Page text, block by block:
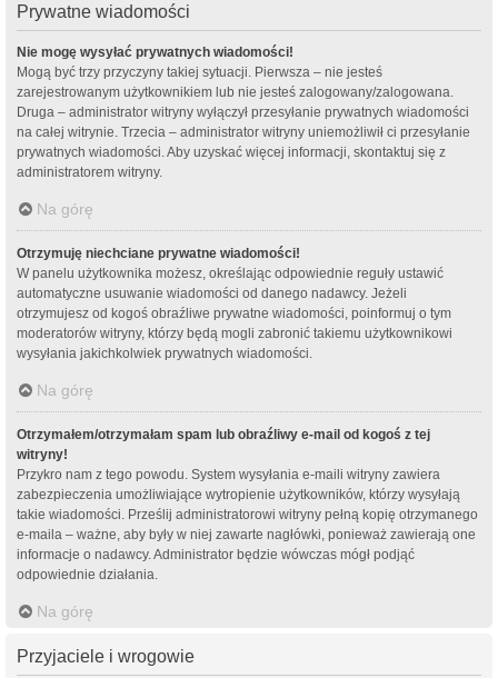
Prywatne wiadomości
Nie mogę wysyłać prywatnych wiadomości!
Mogą być trzy przyczyny takiej sytuacji. Pierwsza – nie jesteś
zarejestrowanym użytkownikiem lub nie jesteś zalogowany/zalogowana.
Druga – administrator witryny wyłączył przesyłanie prywatnych wiadomości
na całej witrynie. Trzecia – administrator witryny uniemożliwił ci przesyłanie
prywatnych wiadomości. Aby uzyskać więcej informacji, skontaktuj się z
administratorem witryny.
Na górę
Otrzymuję niechciane prywatne wiadomości!
W panelu użytkownika możesz, określając odpowiednie reguły ustawić
automatyczne usuwanie wiadomości od danego nadawcy. Jeżeli
otrzymujesz od kogoś obraźliwe prywatne wiadomości, poinformuj o tym
moderatorów witryny, którzy będą mogli zabronić takiemu użytkownikowi
wysyłania jakichkolwiek prywatnych wiadomości.
Na górę
Otrzymałem/otrzymałam spam lub obraźliwy e-mail od kogoś z tej
witryny!
Przykro nam z tego powodu. System wysyłania e-maili witryny zawiera
zabezpieczenia umożliwiające wytropienie użytkowników, którzy wysyłają
takie wiadomości. Prześlij administratorowi witryny pełną kopię otrzymanego
e-maila – ważne, aby były w niej zawarte nagłówki, ponieważ zawierają one
informacje o nadawcy. Administrator będzie wówczas mógł podjąć
odpowiednie działania.
Na górę
Przyjaciele i wrogowie